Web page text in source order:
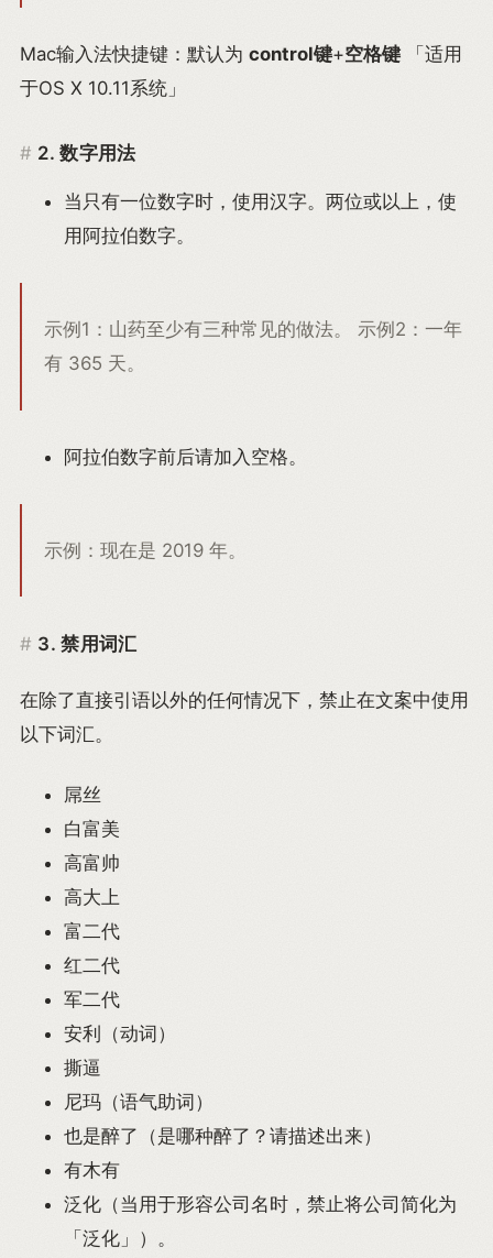
Mac输入法快捷键：默认为 control键+空格键「适用
于OS X 10.11系统」
2. 数字用法
当只有一位数字时，使用汉字。两位或以上，使
用阿拉伯数字。
示例1：山药至少有三种常见的做法。 示例2：一年
有 365 天。
阿拉伯数字前后请加入空格。
示例：现在是 2019 年。
3. 禁用词汇
在除了直接引语以外的任何情况下，禁止在文案中使用
以下词汇。
屌丝
白富美
高富帅
高大上
富二代
红二代
军二代
安利（动词）
撕逼
尼玛（语气助词）
也是醉了（是哪种醉了？请描述出来）
有木有
泛化（当用于形容公司名时，禁止将公司简化为
「泛化」）。